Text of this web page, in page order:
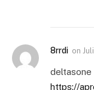
8rrdi on
deltasone
https://